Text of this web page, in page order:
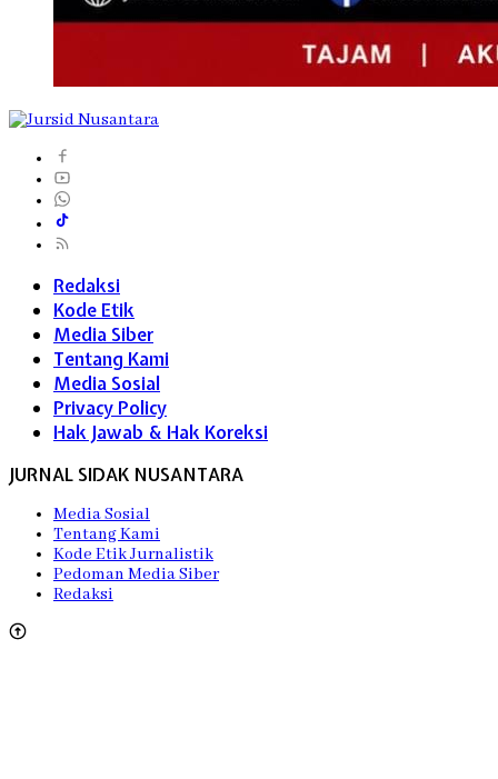
Redaksi
Kode Etik
Media Siber
Tentang Kami
Media Sosial
Privacy Policy
Hak Jawab & Hak Koreksi
JURNAL SIDAK NUSANTARA
Media Sosial
Tentang Kami
Kode Etik Jurnalistik
Pedoman Media Siber
Redaksi